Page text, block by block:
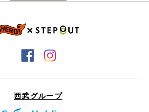
西武グループ